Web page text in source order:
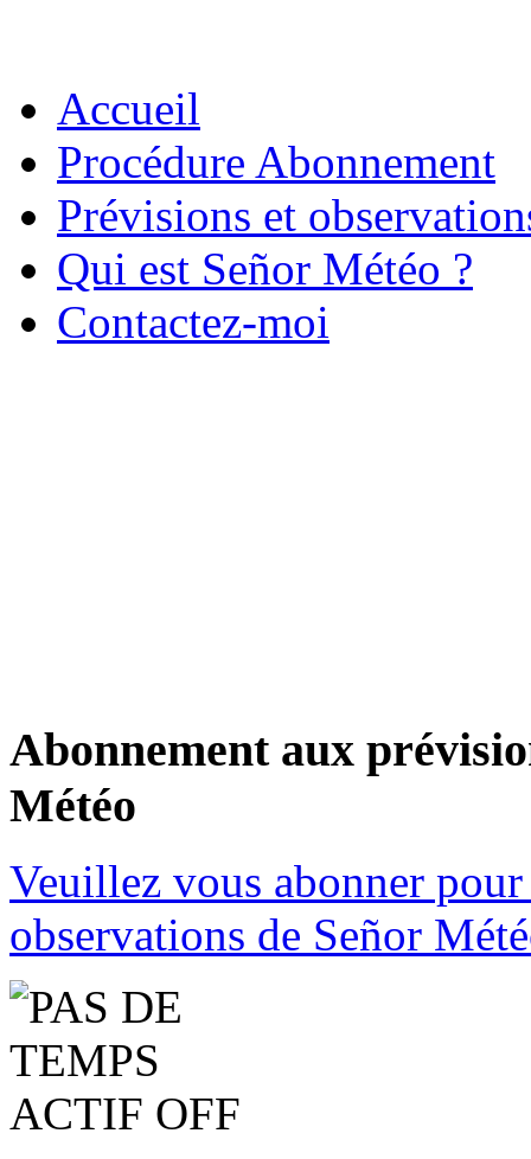
Accueil
Procédure Abonnement
Prévisions et
Qui est Señor Météo ?
Contactez-moi
Abonnement aux
Météo
Veuillez vous abonner
observations de Señor